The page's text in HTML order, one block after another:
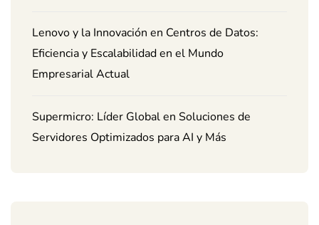
Lenovo y la Innovación en Centros de Datos:
Eficiencia y Escalabilidad en el Mundo
Empresarial Actual
Supermicro: Líder Global en Soluciones de
Servidores Optimizados para AI y Más